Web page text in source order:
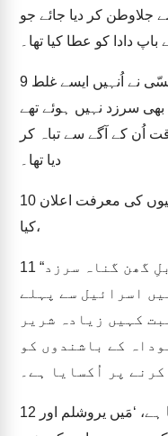
جلاوطن کر دیا جائے جو
9
سرزد نہیں ہوئے تھے
اُن کے آگے سے تباہ کر
دیا تھا۔
10
کیا،
11 “یہوداہ کے بادشاہ منسّی سے قابلِ گھن گناہ سرزد
اسرائیل سے پہلے
کہیں زیادہ شریر
کے باشندوں کو
پر اُکسایا ہے۔
12